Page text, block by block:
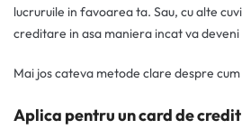
lucruruile in favoarea ta. Sau, cu alte
creditare in asa maniera incat va deveni
Mai jos cateva metode clare despre
Aplica pentru un card de credit